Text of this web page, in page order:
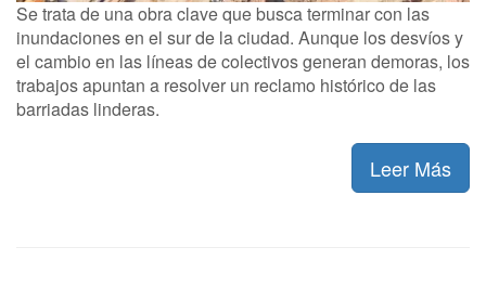
Se trata de una obra clave que busca terminar con las
inundaciones en el sur de la ciudad. Aunque los desvíos y
el cambio en las líneas de colectivos generan demoras, los
trabajos apuntan a resolver un reclamo histórico de las
barriadas linderas.
Leer Más